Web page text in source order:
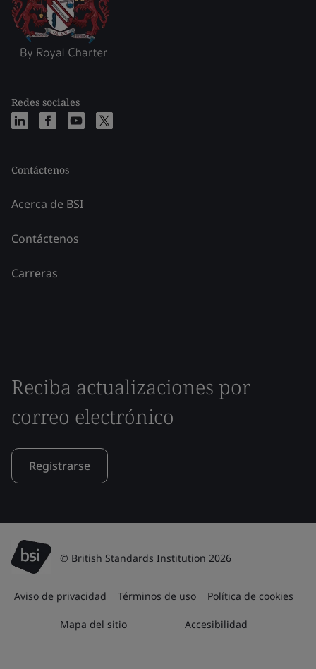
Redes sociales
Contáctenos
Acerca de BSI
Contáctenos
Carreras
Reciba actualizaciones por
correo electrónico
Registrarse
© British Standards Institution 2026
Aviso de privacidad Términos de uso Política de cookies
Mapa del sitio Accesibilidad